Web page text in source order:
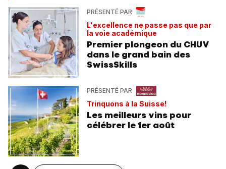
PRÉSENTÉ PAR
L'excellence ne passe pas que par
la voie académique
Premier plongeon du CHUV
dans le grand bain des
SwissSkills
PRÉSENTÉ PAR
Trinquons à la Suisse!
Les meilleurs vins pour
célébrer le 1er août